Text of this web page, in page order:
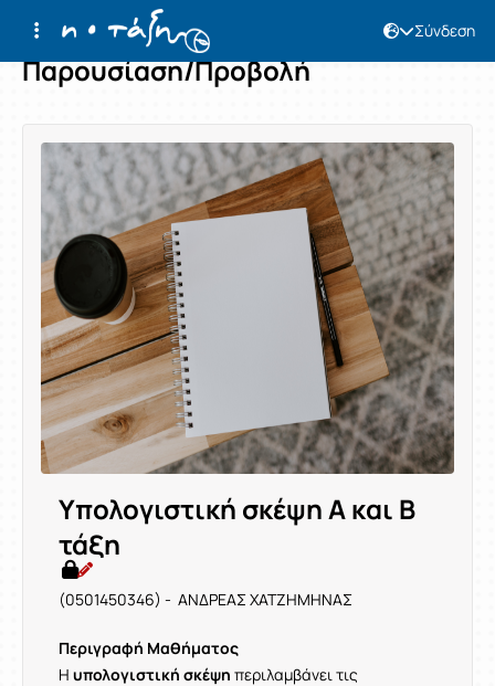
Σύνδεση
Παρουσίαση/Προβολή
Υπολογιστική σκέψη Α και Β
τάξη
(0501450346) - ΑΝΔΡΕΑΣ ΧΑΤΖΗΜΗΝΑΣ
Περιγραφή Μαθήματος
Η υπολογιστική σκέψη περιλαμβάνει τις